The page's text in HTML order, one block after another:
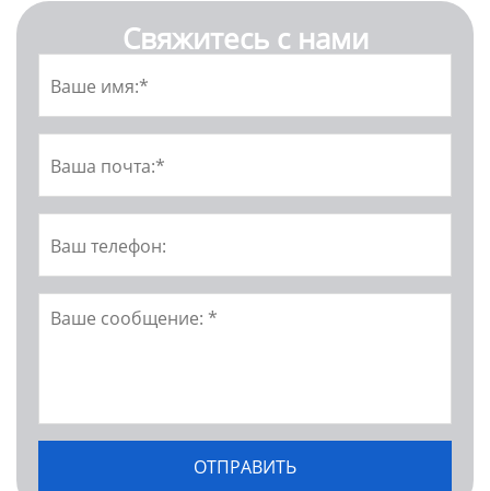
Свяжитесь с нами